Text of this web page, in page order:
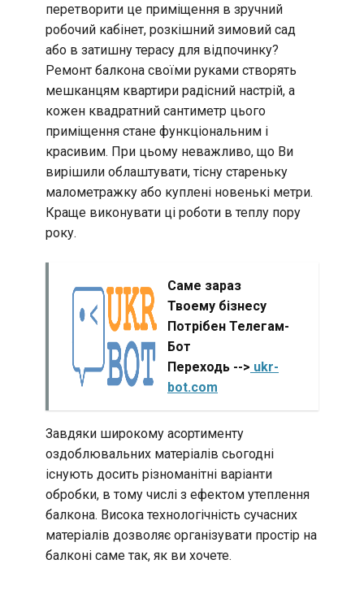
перетворити це приміщення в зручний
робочий кабінет, розкішний зимовий сад
або в затишну терасу для відпочинку?
Ремонт балкона своїми руками створять
мешканцям квартири радісний настрій, а
кожен квадратний сантиметр цього
приміщення стане функціональним і
красивим. При цьому неважливо, що Ви
вирішили облаштувати, тісну стареньку
малометражку або куплені новенькі метри.
Краще виконувати ці роботи в теплу пору
року.
Саме зараз
Твоему бізнесу
Потрібен Телегам-
Бот
Переходь --> ukr-
bot.com
Завдяки широкому асортименту
оздоблювальних матеріалів сьогодні
існують досить різноманітні варіанти
обробки, в тому числі з ефектом утеплення
балкона. Висока технологічність сучасних
матеріалів дозволяє організувати простір на
балконі саме так, як ви хочете.